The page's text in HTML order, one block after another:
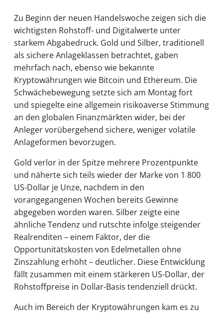
Zu Beginn der neuen Handelswoche zeigen sich die
wichtigsten Rohstoff- und Digitalwerte unter
starkem Abgabedruck. Gold und Silber, traditionell
als sichere Anlageklassen betrachtet, gaben
mehrfach nach, ebenso wie bekannte
Kryptowährungen wie Bitcoin und Ethereum. Die
Schwächebewegung setzte sich am Montag fort
und spiegelte eine allgemein risikoaverse Stimmung
an den globalen Finanzmärkten wider, bei der
Anleger vorübergehend sichere, weniger volatile
Anlageformen bevorzugen.
Gold verlor in der Spitze mehrere Prozentpunkte
und näherte sich teils wieder der Marke von 1 800
US-Dollar je Unze, nachdem in den
vorangegangenen Wochen bereits Gewinne
abgegeben worden waren. Silber zeigte eine
ähnliche Tendenz und rutschte infolge steigender
Realrenditen – einem Faktor, der die
Opportunitätskosten von Edelmetallen ohne
Zinszahlung erhöht – deutlicher. Diese Entwicklung
fällt zusammen mit einem stärkeren US-Dollar, der
Rohstoffpreise in Dollar-Basis tendenziell drückt.
Auch im Bereich der Kryptowährungen kam es zu